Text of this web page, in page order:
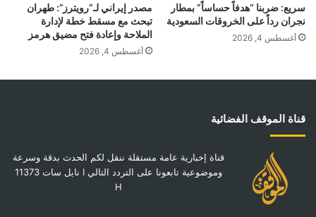
سريع: ضربنا “هدفاً حساساً” بمطار
نجران رداً على الخروقات السعودية
أغسطس 4, 2026
مصدر إيراني لـ”رويترز”: طهران
تبحث مع مسقط خطة لإدارة
الملاحة وإعادة فتح مضيق هرمز
أغسطس 4, 2026
قناة الموقف الفضائية
قناة إخبارية عامة مستقلة ننقل لكم الحدث بدقة وسرعة
وموضوعية تابعونا على التردد التالي I نايل سات 11373
H